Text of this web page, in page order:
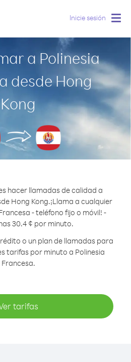
Inicie sesión
a Polinesia
desde Hong
Kong
hacer llamadas de calidad a
Hong Kong.¡Llama a cualquier
- teléfono fijo o móvil! -
30.4 ¢ por minuto.
o un plan de llamadas para
tarifas por minuto a Polinesia
Francesa.
tarifas